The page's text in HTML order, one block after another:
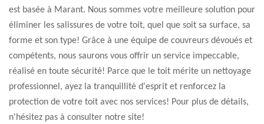
est basée à Marant. Nous sommes votre meilleure solution pour
éliminer les salissures de votre toit, quel que soit sa surface, sa
forme et son type! Grâce à une équipe de couvreurs dévoués et
compétents, nous saurons vous offrir un service impeccable,
réalisé en toute sécurité! Parce que le toit mérite un nettoyage
professionnel, ayez la tranquillité d'esprit et renforcez la
protection de votre toit avec nos services! Pour plus de détails,
n'hésitez pas à consulter notre site!